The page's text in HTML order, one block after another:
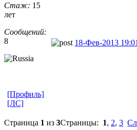
Стаж: 15
лет
Сообщений:
8
18-Фев-2013 19:01
[Профиль]
[ЛС]
Страница 1 из 3Страницы: 1, 2, 3